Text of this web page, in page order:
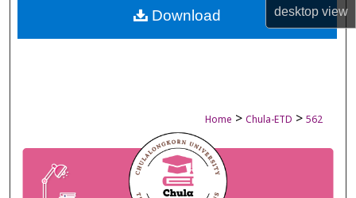
desktopview
Digital Commons Network™
Home > Chula-ETD > 562
Download